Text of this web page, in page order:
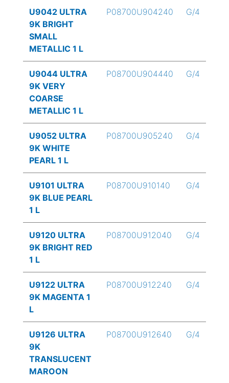
U9042 ULTRA
9K BRIGHT
SMALL
METALLIC 1 L
P08700U904240 G/4
U9044 ULTRA
9K VERY
COARSE
METALLIC 1 L
P08700U904440 G/4
U9052 ULTRA
9K WHITE
PEARL 1 L
P08700U905240 G/4
U9101 ULTRA
9K BLUE PEARL
1 L
P08700U910140 G/4
U9120 ULTRA
9K BRIGHT RED
1 L
P08700U912040 G/4
U9122 ULTRA
9K MAGENTA 1
L
P08700U912240 G/4
U9126 ULTRA
9K
TRANSLUCENT
MAROON
P08700U912640 G/4